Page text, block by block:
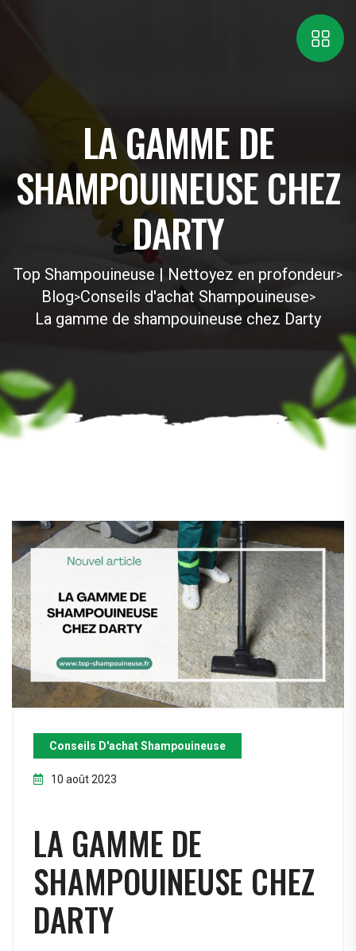
LA GAMME DE
SHAMPOUINEUSE CHEZ
DARTY
Top Shampouineuse | Nettoyez en profondeur>
Blog>Conseils d'achat Shampouineuse>
La gamme de shampouineuse chez Darty
Conseils D'achat Shampouineuse
10 août 2023
LA GAMME DE
SHAMPOUINEUSE CHEZ
DARTY